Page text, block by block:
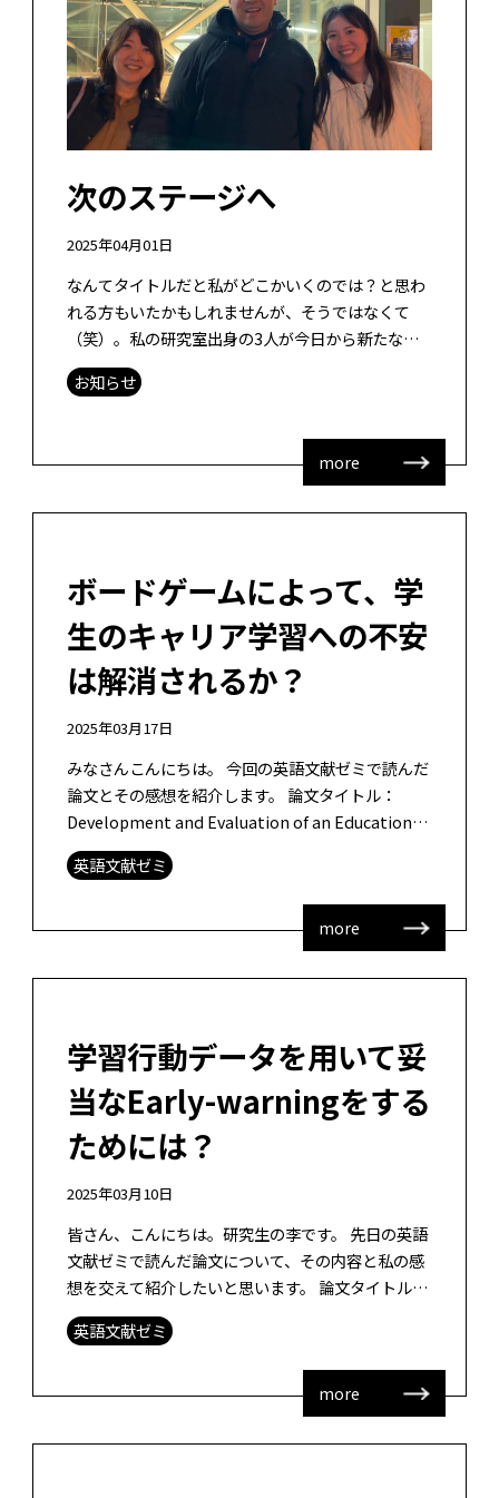
次のステージへ
2025年04月01日
なんてタイトルだと私がどこかいくのでは？と思わ
れる方もいたかもしれませんが、そうではなくて
（笑）。私の研究室出身の3人が今日から新たなス
テージへ進みます。 まず、山田研の1期生で、福岡
市の養護教員だった江藤真美子さんが西 […]
お知らせ
more
ボードゲームによって、学
生のキャリア学習への不安
は解消されるか？
2025年03月17日
みなさんこんにちは。 今回の英語文献ゼミで読んだ
論文とその感想を紹介します。 論文タイトル：
Development and Evaluation of an Educational
Board Game- “118 Jo […]
英語文献ゼミ
more
学習行動データを用いて妥
当なEarly-warningをする
ためには？
2025年03月10日
皆さん、こんにちは。研究生の李です。 先日の英語
文献ゼミで読んだ論文について、その内容と私の感
想を交えて紹介したいと思います。 論文タイトル：
Interpretable early warning recommendat […]
英語文献ゼミ
more